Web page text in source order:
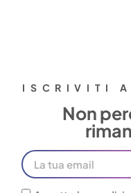
ISCRIVITI
Non
Accetto le